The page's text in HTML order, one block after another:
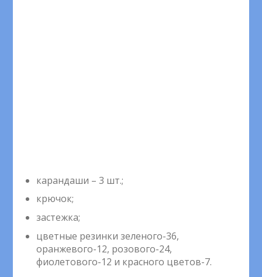
карандаши – 3 шт.;
крючок;
застежка;
цветные резинки зеленого-36,
оранжевого-12, розового-24,
фиолетового-12 и красного цветов-7.